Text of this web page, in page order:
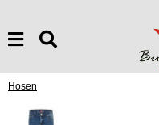
Hosen